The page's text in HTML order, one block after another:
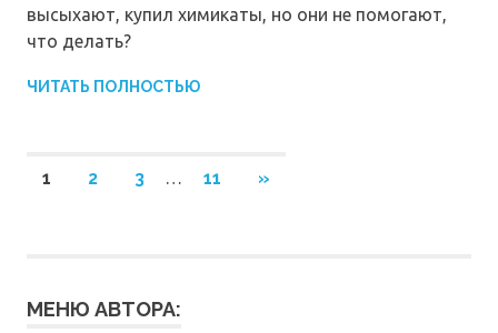
высыхают, купил химикаты, но они не помогают,
что делать?
ЧИТАТЬ ПОЛНОСТЬЮ
Навигация
1 2 3 … 11
СЛЕДУЮЩИЕ
»
МЕНЮ АВТОРА: